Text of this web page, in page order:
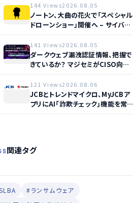
144 Views2026.08.05
ノートン、大曲の花火で「スペシャル
ドローンショー」開催へ – サイバー
セーフティ啓発
141 Views2026.08.05
ダークウェブ漏洩認証情報、把握で
きているか？ マジセミがCISO向け
ウェビナー開催へ
121 Views2026.08.06
JCBとトレンドマイクロ、MyJCBア
プリにAI「詐欺チェック」機能を常設
し不正対策を強化
関連タグ
#ランサムウェア